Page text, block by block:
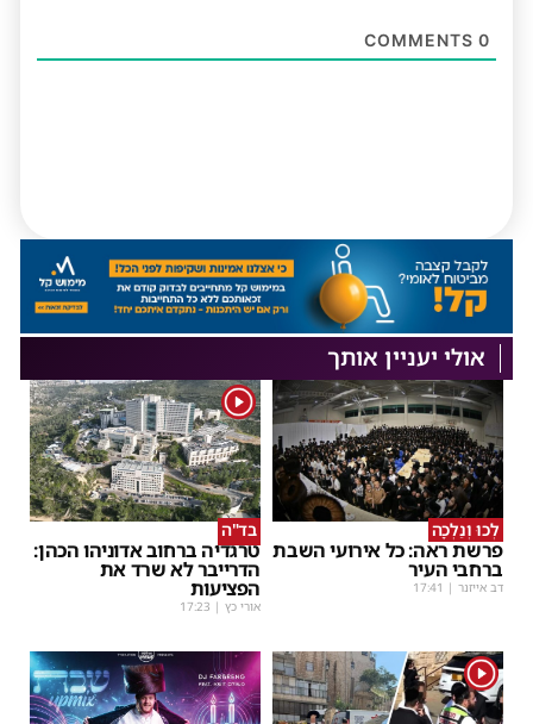
0
אולי יעניין אותך
לְכוּ וְנֵלְכָה
פרשת ראה: כל אירועי השבת
ברחבי העיר
דב אייזנר |
17:41
1
בד"ה
טרגדיה ברחוב אדוניהו הכהן:
הדרייבר לא שרד את
הפציעות
אורי כץ |
17:23
1